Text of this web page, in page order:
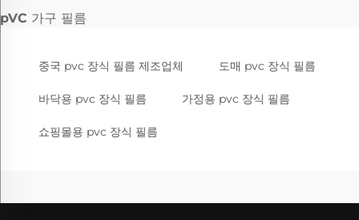
pVC 가구 필름
중국 pvc 장식 필름 제조업체 도매 pvc 장식 필름
바닥용 pvc 장식 필름 가정용 pvc 장식 필름
쇼핑몰용 pvc 장식 필름